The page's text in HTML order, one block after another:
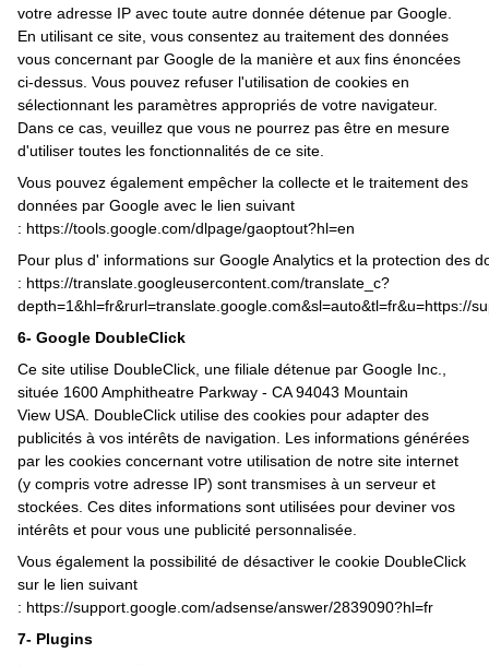
votre adresse IP avec toute autre donnée détenue par Google.
En utilisant ce site, vous consentez au traitement des données
vous concernant par Google de la manière et aux fins énoncées
ci-dessus. Vous pouvez refuser l'utilisation de cookies en
sélectionnant les paramètres appropriés de votre navigateur.
Dans ce cas, veuillez que vous ne pourrez pas être en mesure
d'utiliser toutes les fonctionnalités de ce site.
Vous pouvez également empêcher la collecte et le traitement des
données par Google avec le lien suivant
: https://tools.google.com/dlpage/gaoptout?hl=en
Pour plus d' informations sur Google Analytics et la protection des
: https://translate.googleusercontent.com/translate_c?
depth=1&hl=fr&rurl=translate.google.com&sl=auto&tl=fr&u=https://
6- Google DoubleClick
Ce site utilise DoubleClick, une filiale détenue par Google Inc.,
située 1600 Amphitheatre Parkway - CA 94043 Mountain
View USA. DoubleClick utilise des cookies pour adapter des
publicités à vos intérêts de navigation. Les informations générées
par les cookies concernant votre utilisation de notre site internet
(y compris votre adresse IP) sont transmises à un serveur et
stockées. Ces dites informations sont utilisées pour deviner vos
intérêts et pour vous une publicité personnalisée.
Vous également la possibilité de désactiver le cookie DoubleClick
sur le lien suivant
: https://support.google.com/adsense/answer/2839090?hl=fr
7- Plugins